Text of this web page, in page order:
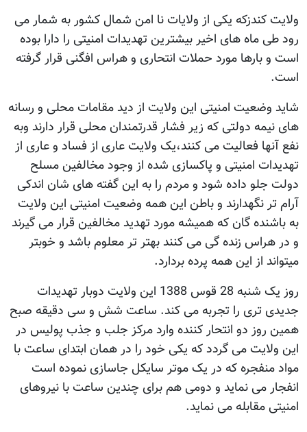
ولایت کندزکه یکی از ولایات نا امن شمال کشور به شمار می
رود طی ماه های اخیر بیشترین تهدیدات امنیتی را دارا بوده
است و بارها مورد حملات انتحاری و هراس افگنی قرار گرفته
است.
شاید وضعیت امنیتی این ولایت از دید مقامات محلی و رسانه
های نیمه دولتی که زیر فشار قدرتمندان محلی قرار دارند وبه
نفع آنها فعالیت می کنند،یک ولایت عاری از فساد و عاری از
تهدیدات امنیتی و پاکسازی شده از وجود مخالفین مسلح
دولت جلو داده شود و مردم را به این گفته های شان اندکی
آرام تر نگهدارند و باطن این همه وضعیت امنیتی این ولایت
به باشنده گان که همیشه مورد تهدید مخالفین قرار می گیرند
و در هراس زنده گی می کنند بهتر تر معلوم باشد و خوبتر
میتواند از این همه پرده بردارد.
روز یک شنبه 28 قوس 1388 این ولایت دوبار تهدیدات
جدیدی تری را تجربه می کند. ساعت شش و سی دقیقه صبح
همین روز دو انتحار کننده وارد مرکز جلب و جذب پولیس در
این ولایت می گردد که یکی خود را در همان ابتدای ساعت با
مواد منفجره که در یک موتر سایکل جاسازی نموده است
انفجار می نماید و دومی هم برای چندین ساعت با نیروهای
امنیتی مقابله می نماید.